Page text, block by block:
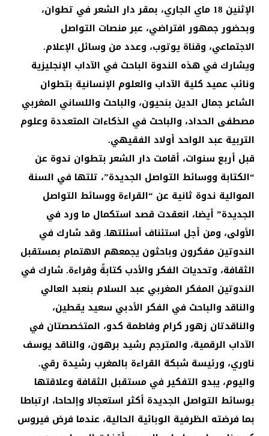
الإثنين 18 ماي الجاري، بمقر دار الشعر في تطوان،
وبحضور جمهور افتراضي، عبر منصات التواصل
الاجتماعي، وقناة يوتوب، وعدد من وسائل الإعلام.
ويشارك في هذه الندوة الباحث في الآداب الإنجليزية
ونائب عميد كلية الآداب والعلوم الإنسانية بتطوان
الشاعر جمال الدين بنحيون، والباحث واللساني المغربي
مصطفى الحداد، والباحث في الذكاءات المتعددة وعلوم
التربية عبد الواحد أولاد الفقيهي.
قبل أربع سنوات، أقامت دار الشعر بتطوان ندوة عن
“الكتابة ووسائط التواصل الجديدة”، تلتها في السنة
الموالية ندوة ثانية عن “القراءة ووسائط التواصل
الجديدة” أيضا، انعقدت قصد استكمال ما ورد في
الأولى، ومن أجل استئناف أسئلتها. وقد شارك في
الندوتين مفكرون وباحثون يجمعهم الاهتمام بمستقبل
الثقافة، وتحديات الفكر والأدب كتابةً وقراءة. شارك في
الندوتين المفكر المغربي عبد السلام بنعبد العالي
والناقد والباحث في الفكر الأدبي سعيد يقطين،
والناقدتان زهور كرام وفاطمة كدو، المتخصصتان في
الآداب الرقمية، والمترجم رشيد برهون، والناقد يوسف
ناوري، ورئيسة شبكة القراءة بالمغرب رشيدة رقي.
واليوم، يبدو التفكير في مستقبل الثقافة وعلاقتها
بوسائط التواصل الجديدة أكثر استعجالا وإلحاحا، ارتباطا
بما فرضته الظرفية الوبائية الحالية، عندما فرض فيروس